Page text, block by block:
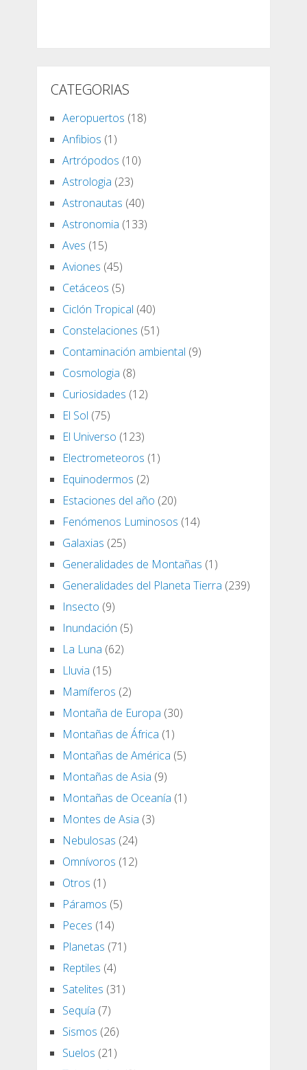
CATEGORIAS
Aeropuertos (18)
Anfibios (1)
Artrópodos (10)
Astrologia (23)
Astronautas (40)
Astronomia (133)
Aves (15)
Aviones (45)
Cetáceos (5)
Ciclón Tropical (40)
Constelaciones (51)
Contaminación ambiental (9)
Cosmologia (8)
Curiosidades (12)
El Sol (75)
El Universo (123)
Electrometeoros (1)
Equinodermos (2)
Estaciones del año (20)
Fenómenos Luminosos (14)
Galaxias (25)
Generalidades de Montañas (1)
Generalidades del Planeta Tierra (239)
Insecto (9)
Inundación (5)
La Luna (62)
Lluvia (15)
Mamíferos (2)
Montaña de Europa (30)
Montañas de África (1)
Montañas de América (5)
Montañas de Asia (9)
Montañas de Oceanía (1)
Montes de Asia (3)
Nebulosas (24)
Omnívoros (12)
Otros (1)
Páramos (5)
Peces (14)
Planetas (71)
Reptiles (4)
Satelites (31)
Sequía (7)
Sismos (26)
Suelos (21)